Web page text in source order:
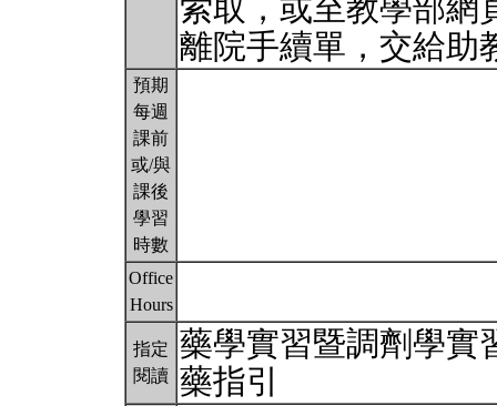
索取，或至教學部網
離院手續單，交給
預期
每週
課前
或/與
課後
學習
時數
Office
Hours
指定
閱讀
藥學實習暨調劑學實
藥指引